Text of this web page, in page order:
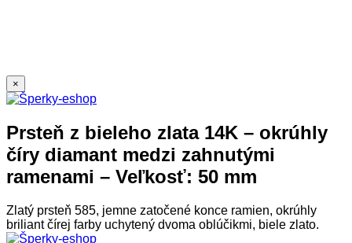
×
Prsteň z bieleho zlata 14K – okrúhly
číry diamant medzi zahnutými
ramenami – Veľkosť: 50 mm
Zlatý prsteň 585, jemne zatočené konce ramien, okrúhly
briliant čírej farby uchytený dvoma oblúčikmi, biele zlato.